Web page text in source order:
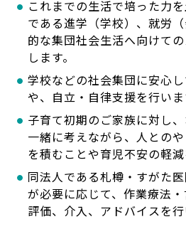
これまでの生活で培った力
である進学（学校）、就労
的な集団社会生活へ向けて
します。
学校などの社会集団に安心
や、自立・自律支援を行いま
子育て初期のご家族に対し
一緒に考えながら、人との
を積むことや育児不安の軽減
同法人である札樽・すがた
が必要に応じて、作業療法
評価、介入、アドバイスを行